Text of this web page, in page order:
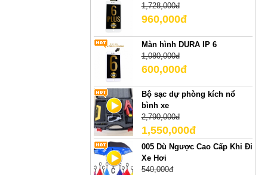
1,728,000đ
960,000đ
Màn hình DURA IP 6
1,080,000đ
600,000đ
Bộ sạc dự phòng kích nổ
bình xe
2,790,000đ
1,550,000đ
005 Dù Ngược Cao Cấp Khi Đi
Xe Hơi
540,000đ